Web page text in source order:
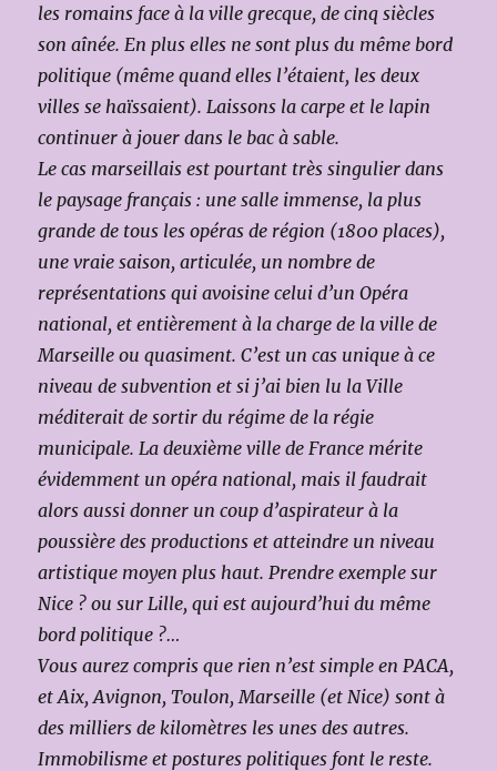
les romains face à la ville grecque, de cinq siècles
son aînée. En plus elles ne sont plus du même bord
politique (même quand elles l’étaient, les deux
villes se haïssaient). Laissons la carpe et le lapin
continuer à jouer dans le bac à sable.
Le cas marseillais est pourtant très singulier dans
le paysage français : une salle immense, la plus
grande de tous les opéras de région (1800 places),
une vraie saison, articulée, un nombre de
représentations qui avoisine celui d’un Opéra
national, et entièrement à la charge de la ville de
Marseille ou quasiment. C’est un cas unique à ce
niveau de subvention et si j’ai bien lu la Ville
méditerait de sortir du régime de la régie
municipale. La deuxième ville de France mérite
évidemment un opéra national, mais il faudrait
alors aussi donner un coup d’aspirateur à la
poussière des productions et atteindre un niveau
artistique moyen plus haut. Prendre exemple sur
Nice ? ou sur Lille, qui est aujourd’hui du même
bord politique ?…
Vous aurez compris que rien n’est simple en PACA,
et Aix, Avignon, Toulon, Marseille (et Nice) sont à
des milliers de kilomètres les unes des autres.
Immobilisme et postures politiques font le reste.